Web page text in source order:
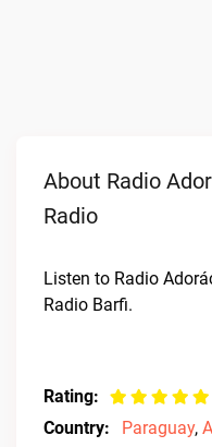
About Radio
Radio
Listen to Radio
Radio Barfi.
Rating:
Country:
Paraguay,